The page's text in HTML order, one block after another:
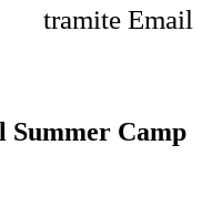
tramite Email
Camp